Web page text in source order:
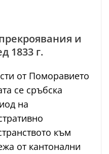
и
1833 г.
от Поморавието
се сръбска
на
към
от кантонални